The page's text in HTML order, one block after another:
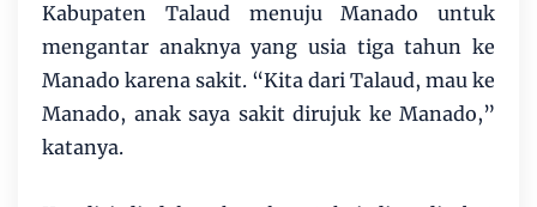
Kabupaten Talaud menuju Manado untuk
mengantar anaknya yang usia tiga tahun ke
Manado karena sakit. “Kita dari Talaud, mau ke
Manado, anak saya sakit dirujuk ke Manado,”
katanya.